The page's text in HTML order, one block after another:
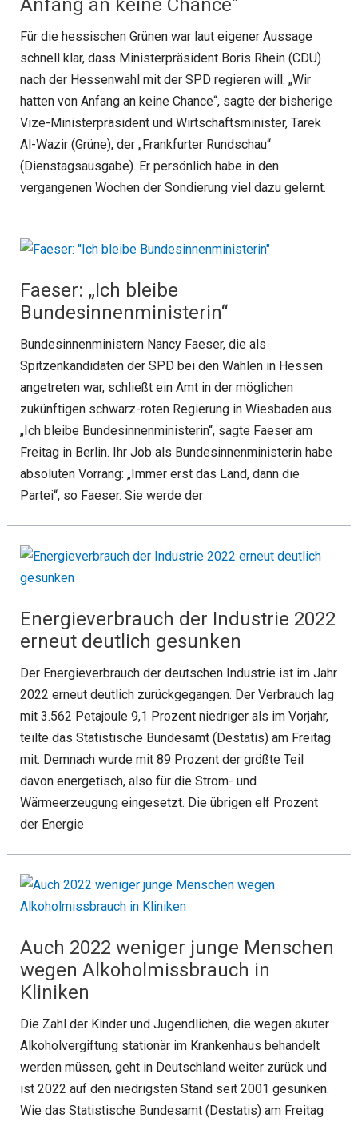
Anfang an keine Chance“
Für die hessischen Grünen war laut eigener Aussage
schnell klar, dass Ministerpräsident Boris Rhein (CDU)
nach der Hessenwahl mit der SPD regieren will. „Wir
hatten von Anfang an keine Chance“, sagte der bisherige
Vize-Ministerpräsident und Wirtschaftsminister, Tarek
Al-Wazir (Grüne), der „Frankfurter Rundschau“
(Dienstagsausgabe). Er persönlich habe in den
vergangenen Wochen der Sondierung viel dazu gelernt.
Faeser: „Ich bleibe
Bundesinnenministerin“
Bundesinnenministern Nancy Faeser, die als
Spitzenkandidaten der SPD bei den Wahlen in Hessen
angetreten war, schließt ein Amt in der möglichen
zukünftigen schwarz-roten Regierung in Wiesbaden aus.
„Ich bleibe Bundesinnenministerin“, sagte Faeser am
Freitag in Berlin. Ihr Job als Bundesinnenministerin habe
absoluten Vorrang: „Immer erst das Land, dann die
Partei“, so Faeser. Sie werde der
Energieverbrauch der Industrie 2022
erneut deutlich gesunken
Der Energieverbrauch der deutschen Industrie ist im Jahr
2022 erneut deutlich zurückgegangen. Der Verbrauch lag
mit 3.562 Petajoule 9,1 Prozent niedriger als im Vorjahr,
teilte das Statistische Bundesamt (Destatis) am Freitag
mit. Demnach wurde mit 89 Prozent der größte Teil
davon energetisch, also für die Strom- und
Wärmeerzeugung eingesetzt. Die übrigen elf Prozent
der Energie
Auch 2022 weniger junge Menschen
wegen Alkoholmissbrauch in
Kliniken
Die Zahl der Kinder und Jugendlichen, die wegen akuter
Alkoholvergiftung stationär im Krankenhaus behandelt
werden müssen, geht in Deutschland weiter zurück und
ist 2022 auf den niedrigsten Stand seit 2001 gesunken.
Wie das Statistische Bundesamt (Destatis) am Freitag